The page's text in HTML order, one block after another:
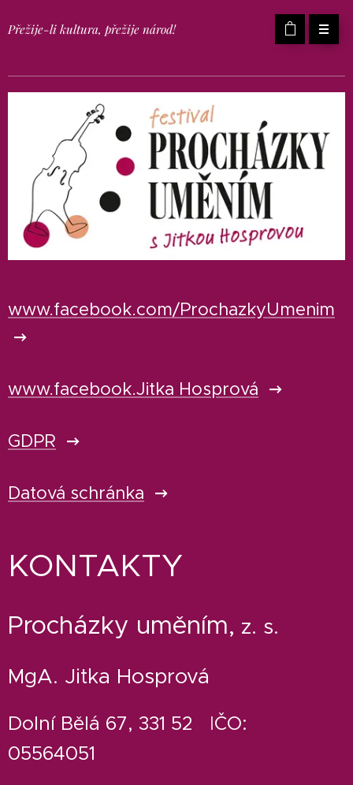
Přežije-li kultura, přežije národ!
www.facebook.com/ProchazkyUmenim
www.facebook.Jitka Hosprová
GDPR
Datová schránka
KONTAKTY
Procházky uměním, z. s.
MgA. Jitka Hosprová
Dolní Bělá 67, 331 52 IČO:
05564051